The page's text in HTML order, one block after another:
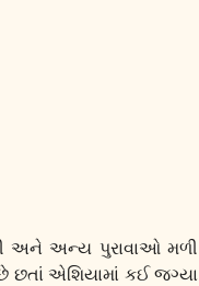
અને અન્ય પુરાવાઓ મળી
છતાં એશિયામાં કઈ જગ્યા